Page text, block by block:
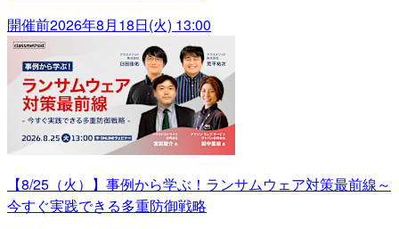
開催前2026年8月18日(火) 13:00
【8/25（火）】事例から学ぶ！ランサムウェア対策最前線～
今すぐ実践できる多重防御戦略